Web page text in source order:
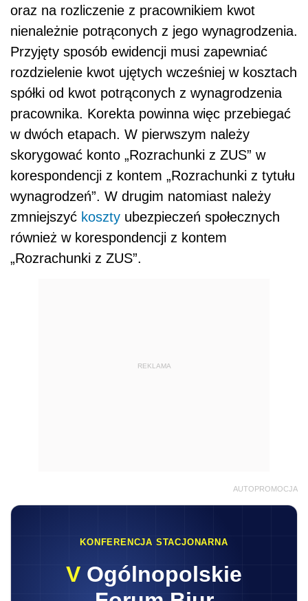
oraz na rozliczenie z pracownikiem kwot
nienależnie potrąconych z jego wynagrodzenia.
Przyjęty sposób ewidencji musi zapewniać
rozdzielenie kwot ujętych wcześniej w kosztach
spółki od kwot potrąconych z wynagrodzenia
pracownika. Korekta powinna więc przebiegać
w dwóch etapach. W pierwszym należy
skorygować konto „Rozrachunki z ZUS” w
korespondencji z kontem „Rozrachunki z tytułu
wynagrodzeń”. W drugim natomiast należy
zmniejszyć koszty ubezpieczeń społecznych
również w korespondencji z kontem
„Rozrachunki z ZUS”.
REKLAMA
AUTOPROMOCJA
KONFERENCJA STACJONARNA
V Ogólnopolskie